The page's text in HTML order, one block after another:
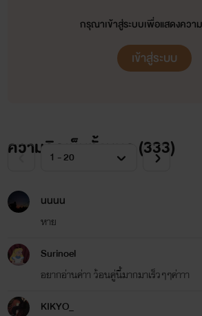
กรุณาเข้าสู่ระบบเพื่อแสดงควา
เข้าสู่ระบบ
ความคิดเห็นทั้งหมด (333)
นนนน
หาย
Surinoel
อยากอ่านค่าา ว้อนคู่นี้มากมาเร็วๆๆค่าาา
KIKYO_